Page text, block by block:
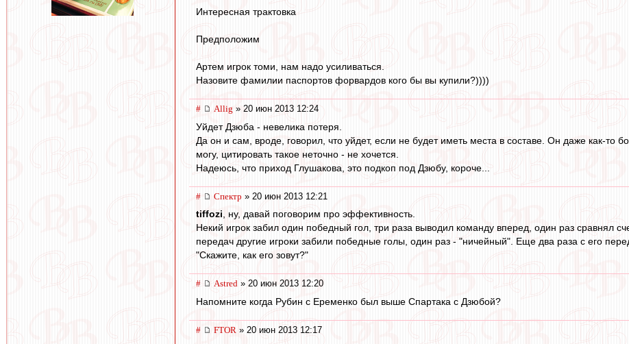
Интересная трактовка
Предположим
Артем игрок томи, нам надо усиливаться.
Назовите фамилии паспортов форвардов кого бы вы купили?))))
# Allig » 20 июн 2013 12:24
Уйдет Дзюба - невелика потеря.
Да он и сам, вроде, говорил, что уйдет, если не будет иметь места в составе. Он даже как-то
могу, цитировать такое неточно - не хочется.
Надеюсь, что приход Глушакова, это подкоп под Дзюбу, короче...
# Спектр » 20 июн 2013 12:21
tiffozi , ну, давай поговорим про эффективность.
Некий игрок забил один победный гол, три раза выводил команду вперед, один раз сравнял
передач другие игроки забили победные голы, один раз - "ничейный". Еще два раза с его
"Скажите, как его зовут?"
# Astred » 20 июн 2013 12:20
Напомните когда Рубин с Еременко был выше Спартака с Дзюбой?
# FTOR » 20 июн 2013 12:17